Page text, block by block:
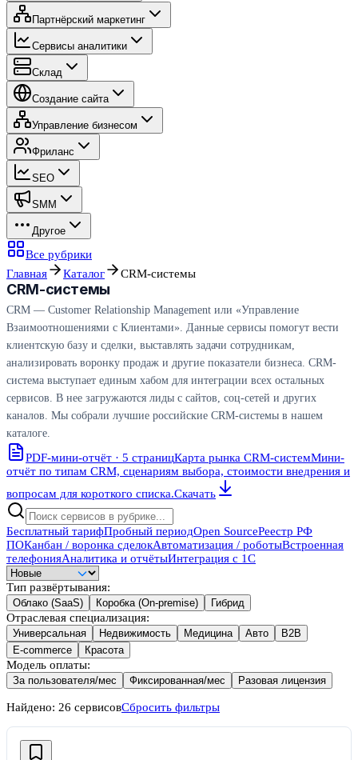
Партнёрский маркетинг
Сервисы аналитики
Склад
Создание сайта
Управление бизнесом
Фриланс
SEO
SMM
Другое
Все рубрики
Главная
Каталог CRM-системы
CRM-системы
CRM — Customer Relationship Management или «Управление
Взаимоотношениями с Клиентами». Данные сервисы помогут вести
клиентскую базу и сделки, выставлять задачи сотрудникам,
анализировать воронку продаж и другие показатели бизнеса. CRM-
система выступает единым хабом для интеграции всех остальных
сервисов. В нее загружаются лиды с сайтов, соц-сетей и других
каналов. Мы собрали лучшие российские CRM-системы в нашем
каталоге.
PDF-мини-отчёт · 5 страницКарта рынка CRM-системМини-
отчёт по типам CRM, сценариям выбора, стоимости внедрения и
вопросам для короткого списка.Скачать
Бесплатный тарифПробный периодOpen SourceРеестр РФ
ПОКанбан / воронка сделокАвтоматизация / роботыВстроенная
телефонияАналитика и отчётыИнтеграция с 1С
Тип развёртывания:
Облако (SaaS) Коробка (On-premise) Гибрид
Отраслевая специализация:
Универсальная Недвижимость Медицина Авто
B2B
E-commerce
Красота
Модель оплаты:
За пользователя/мес Фиксированная/мес Разовая лицензия
Найдено: 26 сервисовСбросить фильтры